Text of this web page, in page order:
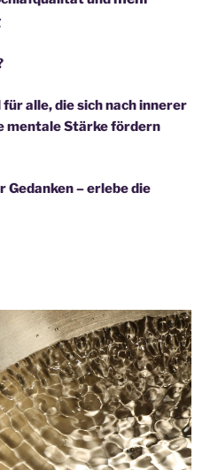
alle, die sich nach innerer
mentale Stärke fördern
Gedanken– erlebe die